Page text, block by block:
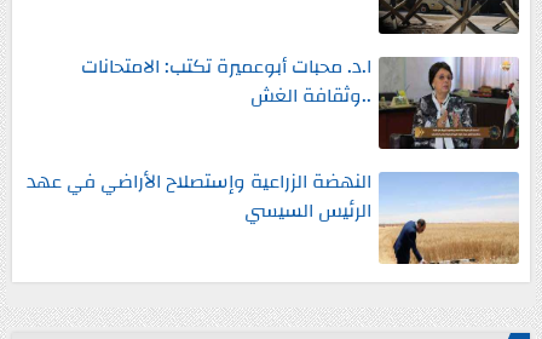
ا.د. محبات أبوعميرة تكتب: الامتحانات
..وثقافة الغش
النهضة الزراعية وإستصلاح الأراضي في عهد
الرئيس السيسي